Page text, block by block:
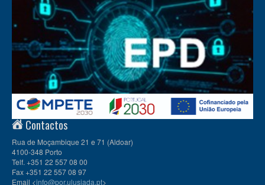
Contactos
Rua de Moçambique 21 e 71 (Aldoar)
4100-348 Porto
Telf. +351 22 557 08 00
Fax +351 22 557 08 97
Email <info@por.ulusiada.pt>